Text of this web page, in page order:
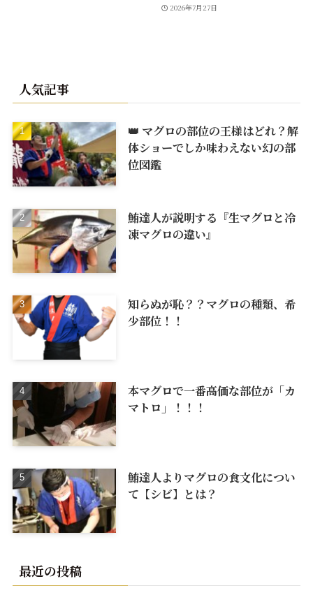
2026年7月27日
人気記事
👑 マグロの部位の王様はどれ？解
体ショーでしか味わえない幻の部
位図鑑
鮪達人が説明する『生マグロと冷
凍マグロの違い』
知らぬが恥？？マグロの種類、希
少部位！！
本マグロで一番高価な部位が「カ
マトロ」！！！
鮪達人よりマグロの食文化につい
て【シビ】とは？
最近の投稿